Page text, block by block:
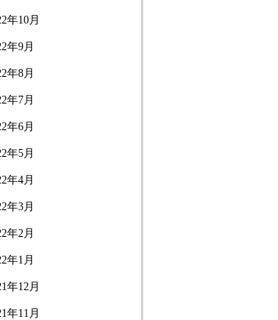
年10月
年9月
年8月
年7月
年6月
年5月
年4月
年3月
年2月
年1月
年12月
年11月